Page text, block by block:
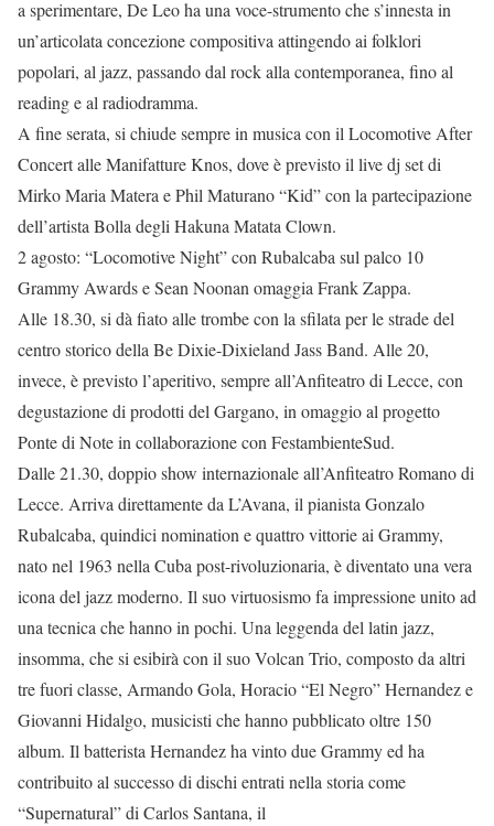
a sperimentare, De Leo ha una voce-strumento che s’innesta in
un’articolata concezione compositiva attingendo ai folklori
popolari, al jazz, passando dal rock alla contemporanea, fino al
reading e al radiodramma.
A fine serata, si chiude sempre in musica con il Locomotive After
Concert alle Manifatture Knos, dove è previsto il live dj set di
Mirko Maria Matera e Phil Maturano “Kid” con la partecipazione
dell’artista Bolla degli Hakuna Matata Clown.
2 agosto: “Locomotive Night” con Rubalcaba sul palco 10
Grammy Awards e Sean Noonan omaggia Frank Zappa.
Alle 18.30, si dà fiato alle trombe con la sfilata per le strade del
centro storico della Be Dixie-Dixieland Jass Band. Alle 20,
invece, è previsto l’aperitivo, sempre all’Anfiteatro di Lecce, con
degustazione di prodotti del Gargano, in omaggio al progetto
Ponte di Note in collaborazione con FestambienteSud.
Dalle 21.30, doppio show internazionale all’Anfiteatro Romano di
Lecce. Arriva direttamente da L’Avana, il pianista Gonzalo
Rubalcaba, quindici nomination e quattro vittorie ai Grammy,
nato nel 1963 nella Cuba post-rivoluzionaria, è diventato una vera
icona del jazz moderno. Il suo virtuosismo fa impressione unito ad
una tecnica che hanno in pochi. Una leggenda del latin jazz,
insomma, che si esibirà con il suo Volcan Trio, composto da altri
tre fuori classe, Armando Gola, Horacio “El Negro” Hernandez e
Giovanni Hidalgo, musicisti che hanno pubblicato oltre 150
album. Il batterista Hernandez ha vinto due Grammy ed ha
contribuito al successo di dischi entrati nella storia come
“Supernatural” di Carlos Santana, il